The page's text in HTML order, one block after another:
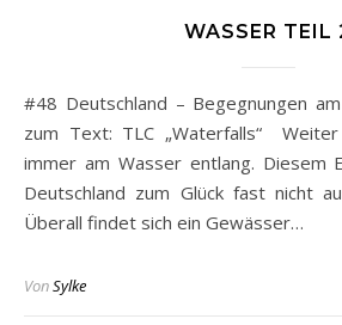
WASSER TEIL
#48 Deutschland – Begegnungen am Wasser Teil 2 Lied
zum Text: TLC „Waterfalls“
immer am Wasser entlang. Diesem
Deutschland zum Glück fast nicht
Überall findet sich ein Gewässer…
VonSylke